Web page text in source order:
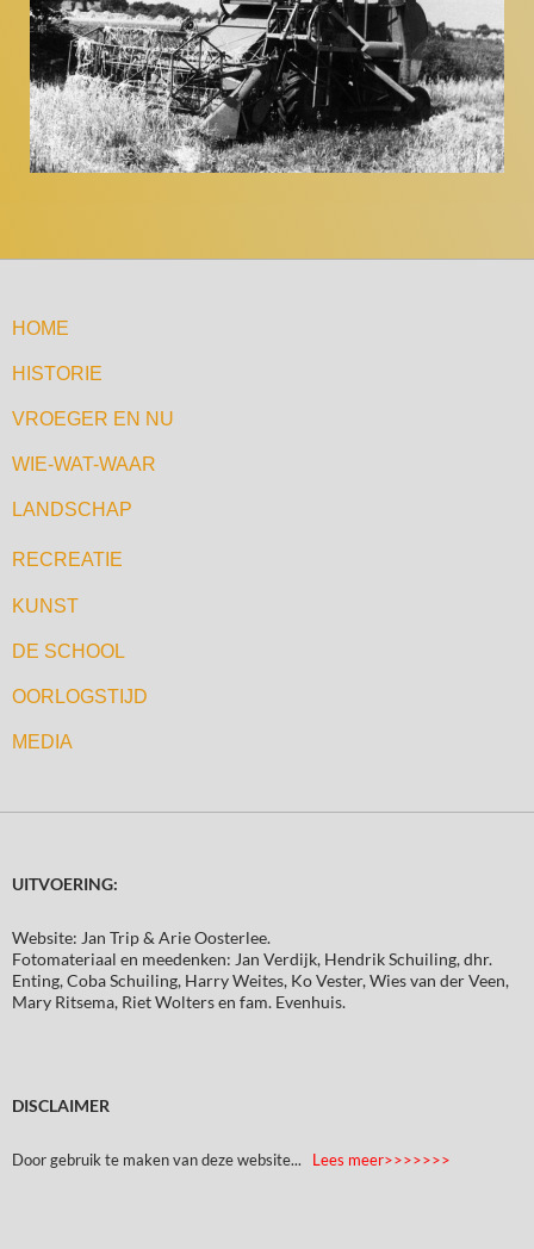
HOME
HISTORIE
VROEGER EN NU
WIE-WAT-WAAR
LANDSCHAP
RECREATIE
KUNST
DE SCHOOL
OORLOGSTIJD
MEDIA
UITVOERING:
Website: Jan Trip & Arie Oosterlee.
Fotomateriaal en meedenken: Jan Verdijk, Hendrik Schuiling, dhr.
Enting, Coba Schuiling, Harry Weites, Ko Vester, Wies van der Veen,
Mary Ritsema, Riet Wolters en fam. Evenhuis.
DISCLAIMER
Door gebruik te maken van deze website... Lees meer>>>>>>>